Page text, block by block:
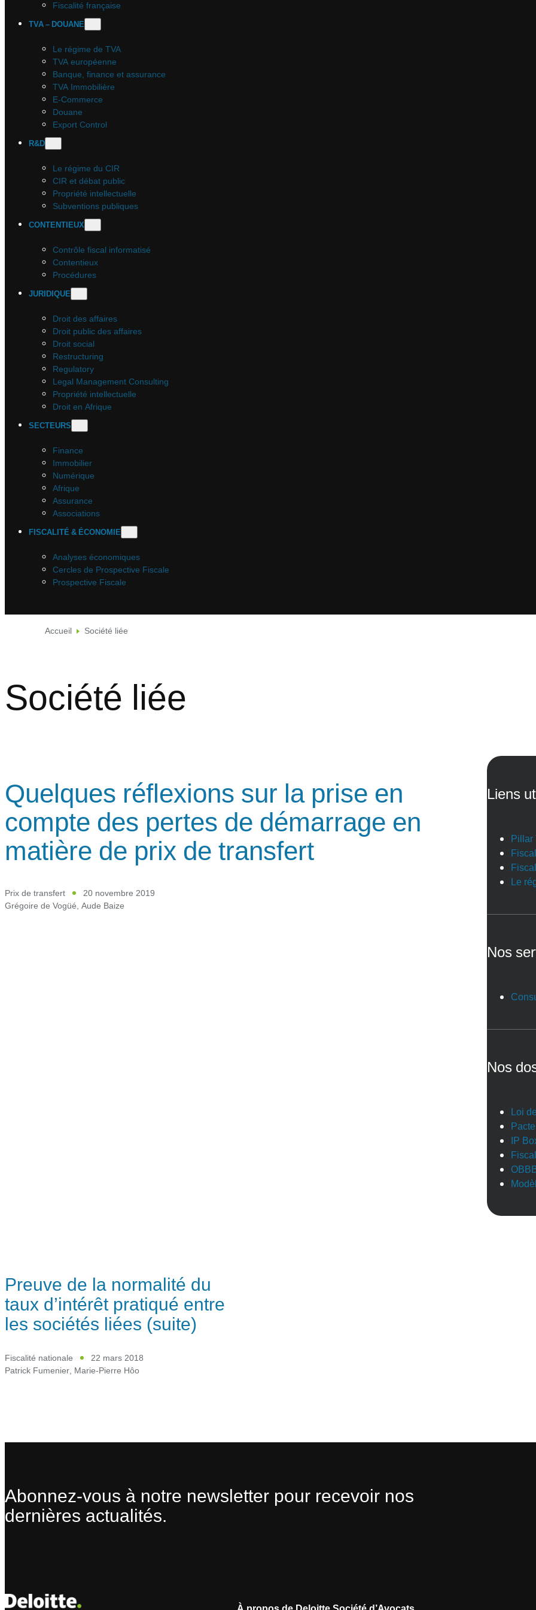
Fiscalité française
TVA – DOUANE
Le régime de TVA
TVA européenne
Banque, finance et assurance
TVA Immobilière
E-Commerce
Douane
Export Control
R&D
Le régime du CIR
CIR et débat public
Propriété intellectuelle
Subventions publiques
CONTENTIEUX
Contrôle fiscal informatisé
Contentieux
Procédures
JURIDIQUE
Droit des affaires
Droit public des affaires
Droit social
Restructuring
Regulatory
Legal Management Consulting
Propriété intellectuelle
Droit en Afrique
SECTEURS
Finance
Immobilier
Numérique
Afrique
Assurance
Associations
FISCALITÉ & ÉCONOMIE
Analyses économiques
Cercles de Prospective Fiscale
Prospective Fiscale
Accueil Société liée
Société liée
Quelques réflexions sur la prise en
compte des pertes de démarrage en
matière de prix de transfert
Prix de transfert
20 novembre 2019
Grégoire de Vogüé, Aude Baize
Liens
Pillar
Le
Nos
Nos
Loi
IP
Preuve de la normalité du
taux d’intérêt pratiqué entre
les sociétés liées (suite)
Fiscalité nationale
22 mars 2018
Patrick Fumenier, Marie-Pierre Hôo
Abonnez-vous à notre newsletter pour recevoir nos
dernières actualités.